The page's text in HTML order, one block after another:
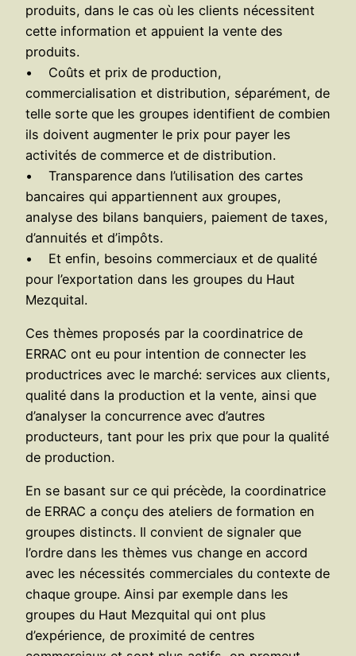
produits, dans le cas où les clients nécessitent
cette information et appuient la vente des
produits.
• Coûts et prix de production,
commercialisation et distribution, séparément, de
telle sorte que les groupes identifient de combien
ils doivent augmenter le prix pour payer les
activités de commerce et de distribution.
• Transparence dans l’utilisation des cartes
bancaires qui appartiennent aux groupes,
analyse des bilans banquiers, paiement de taxes,
d’annuités et d’impôts.
• Et enfin, besoins commerciaux et de qualité
pour l’exportation dans les groupes du Haut
Mezquital.
Ces thèmes proposés par la coordinatrice de
ERRAC ont eu pour intention de connecter les
productrices avec le marché: services aux clients,
qualité dans la production et la vente, ainsi que
d’analyser la concurrence avec d’autres
producteurs, tant pour les prix que pour la qualité
de production.
En se basant sur ce qui précède, la coordinatrice
de ERRAC a conçu des ateliers de formation en
groupes distincts. Il convient de signaler que
l’ordre dans les thèmes vus change en accord
avec les nécessités commerciales du contexte de
chaque groupe. Ainsi par exemple dans les
groupes du Haut Mezquital qui ont plus
d’expérience, de proximité de centres